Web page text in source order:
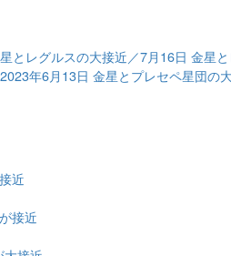
とレグルスの大接近／7月16日 金星
年6月13日 金星とプレセペ星団の
近
接近